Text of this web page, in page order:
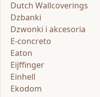
Dutch Wallcoverings
Dzbanki
Dzwonki i akcesoria
E-concreto
Eaton
Eijffinger
Einhell
Ekodom